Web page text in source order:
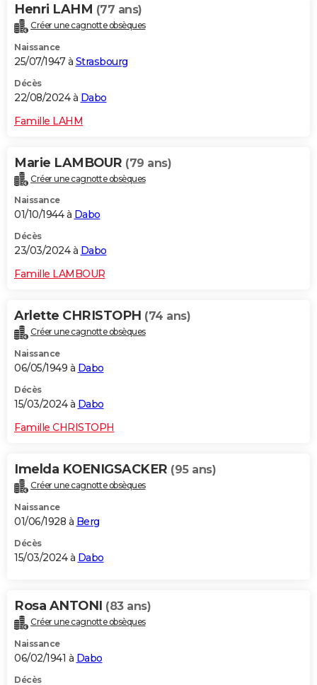
Henri LAHM (77 ans)
Créer une cagnotte obsèques
Naissance
25/07/1947 à Strasbourg
Décès
22/08/2024 à Dabo
Famille LAHM
Marie LAMBOUR (79 ans)
Créer une cagnotte obsèques
Naissance
01/10/1944 à Dabo
Décès
23/03/2024 à Dabo
Famille LAMBOUR
Arlette CHRISTOPH (74 ans)
Créer une cagnotte obsèques
Naissance
06/05/1949 à Dabo
Décès
15/03/2024 à Dabo
Famille CHRISTOPH
Imelda KOENIGSACKER (95 ans)
Créer une cagnotte obsèques
Naissance
01/06/1928 à Berg
Décès
15/03/2024 à Dabo
Rosa ANTONI (83 ans)
Créer une cagnotte obsèques
Naissance
06/02/1941 à Dabo
Décès